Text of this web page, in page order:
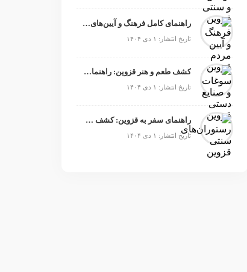
راهنمای کامل فرهنگ و آیین‌های سنتی قزوین برای گردشگران
تاریخ انتشار: ۱ دی ۱۴۰۴
کشف طعم و هنر قزوین: راهنمای کامل سوغات محلی که باید امتحان کنید
تاریخ انتشار: ۱ دی ۱۴۰۴
راهنمای سفر به قزوین: کشف طعم‌های محلی در بهترین رستوران‌ها
تاریخ انتشار: ۱ دی ۱۴۰۴